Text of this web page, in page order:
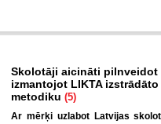
Skolotāji aicināti pilnveidot
izmantojot LIKTA izstrādāto
metodiku (5)
Ar mērķi uzlabot Latvijas